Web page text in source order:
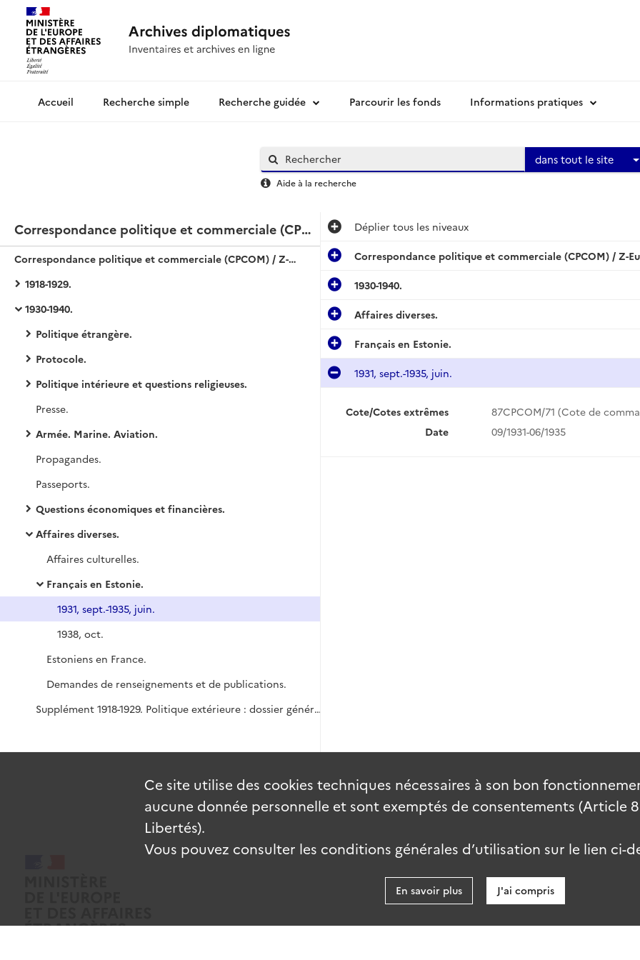
Archives diplomatiquesRecherche simple Recherche guidée Parcourir les fonds Informations pratiques
dans tout le site
Aide à la recherche
Correspondance politique et commerciale (CPCOM) / Z-Europe / Estonie
Correspondance politique et commerciale (CPCOM) / Z-Europe / Estonie
1918-1929.
1930-1940.
Politique étrangère.
Protocole.
Politique intérieure et questions religieuses.
Presse.
Armée. Marine. Aviation.
Propagandes.
Passeports.
Questions économiques et financières.
Affaires diverses.
Affaires culturelles.
Français en Estonie.
1931, sept.-1935, juin.
1938, oct.
Estoniens en France.
Demandes de renseignements et de publications.
Supplément 1918-1929. Politique extérieure : dossier général (1919-1921). Français en Estonie (1920-1921). Réclamations de Français (1925-1926). Estoniens en France (1919-1924).
Déplier tous les niveaux
Correspondance politique et commerciale (CPCOM) / Z-
1930-1940.
Affaires diverses.
Français en Estonie.
1931, sept.-1935, juin.
Cote/Cotes extrêmes
87CPCOM/71 (Cote de
Date
09/1931-06/1935
Ce site utilise des cookies techniques nécessaires à son bon
aucune donnée personnelle et sont exemptés de consentements (Article
Libertés).
Vous pouvez consulter les conditions générales d’utilisation sur le lien ci-
En savoir plus J'ai compris